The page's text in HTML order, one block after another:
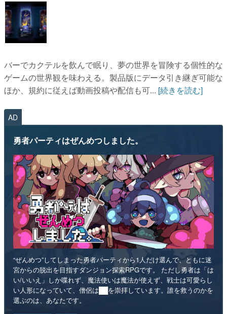
バーでカクテルを飲んで眠り、夢の世界を冒険する個性的な
ゲームの世界観を味わえる。製品版にデータ引き継ぎ可能な
ほか、規約に従えば動画投稿や配信も可... [続きを読む]
AD
勇者パーティはぜんめつしました。
“ぜんめつ”してしまった勇者パーティから1人だけ選んで、ともに迷
宮からの脱出を目指すダンジョン探索RPGです。 ただし勇者は「は
い/いいえ」しか喋れず、魔法使いは魔法が使えず、戦士は可愛らし
い人形になっていて、僧侶は██を崇拝しています。誰を救うのかを
選ぶのは、あなたです。